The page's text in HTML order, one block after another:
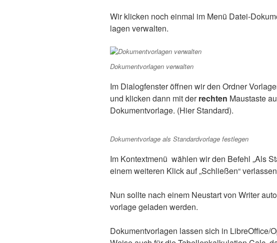
Wir kli­cken noch ein­mal im Menü Datei-
la­gen verwalten.
Doku­ment­vor­la­gen verwalten
Im Dia­log­fens­ter öff­nen wir den Ord­ner
und kli­cken dann mit derrech­ten Maus­tas­te
Doku­ment­vor­la­ge. (Hier Standard).
Doku­ment­vor­la­ge als Stan­dard­vor­la­ge festlegen
Im Kon­text­me­nü wäh­len wir den Befehl „Als
einem wei­te­ren Klick auf „Schlie­ßen“
Nun soll­te nach einem Neu­start von Wri­ter
vor­la­ge gela­den werden.
Doku­ment­vor­la­gen las­sen sich in LibreOffice/